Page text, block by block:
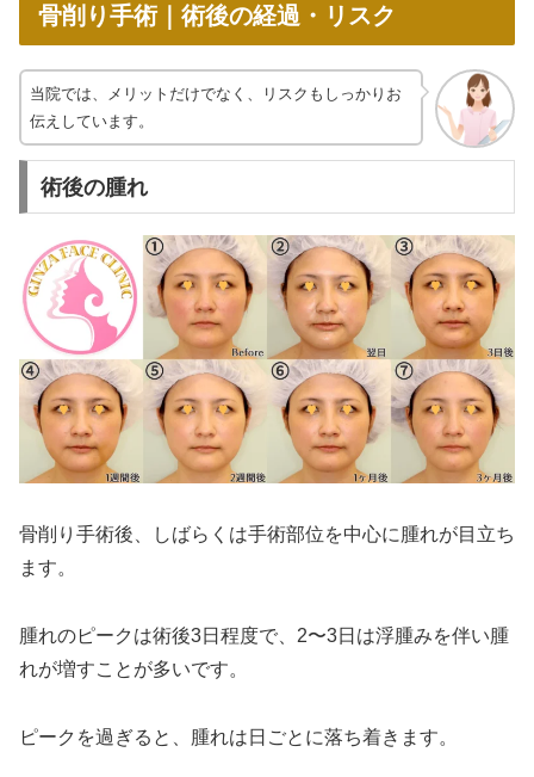
骨削り手術｜術後の経過・リスク
当院では、メリットだけでなく、リスクもしっかりお
伝えしています。
術後の腫れ
骨削り手術後、しばらくは手術部位を中心に腫れが目立ち
ます。
腫れのピークは術後3日程度で、2〜3日は浮腫みを伴い腫
れが増すことが多いです。
ピークを過ぎると、腫れは日ごとに落ち着きます。